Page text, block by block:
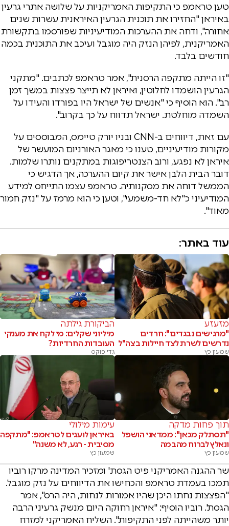
טען טראמפ כי התקיפות האמריקניות על שלושה אתרי גרעין
באיראן "החזירו את תוכנית הגרעין האיראנית עשרות שנים
אחורה", ודחה את ההערכות המודיעיניות שפורסמו בתקשורת
האמריקנית, לפיהן הנזק היה מוגבל ועיכב את התוכנית בכמה
חודשים בלבד.
"זו הייתה מתקפה הרסנית", אמר טראמפ לכתבים. "מתקני
הגרעין הושמדו לחלוטין, ואיראן לא תייצר פצצות במשך זמן
רב". הוא הוסיף כי "אנשים של ישראל היו בפורדו והעידו על
השמדה מוחלטת. ישראל תדווח על כך בקרוב".
עם זאת, דיווחים ב-CNN ובניו יורק טיימס, המבוססים על
מקורות מודיעיניים, טענו כי מאגר האורניום המועשר של
איראן לא נפגע, ורוב הצנטריפוגות במתקנים נותרו שלמות.
דובר הבית הלבן אישר את קיום ההערכה, אך הדגיש כי
הממשל דוחה את מסקנותיה. טראמפ עצמו התייחס למידע
המודיעיני כ"לא חד-משמעי", וטען כי הוא מרמז על "נזק חמור
מאוד".
עוד באתר:
מזעזע
"מרגישים נבגדים": חרדים
נדרשים לשרת לצד חיילות בצה"ל
שמעון כץ
הביקורת גילתה
מיליוני שקלים: מי לקח את מענקי
העובדות החרדיות?
גדי פוקס
תוך פחות מדקה
"תסתלק מכאן": ממדאני הושפל
ונאלץ לברוח מהבמה
שמעון כץ
עימות מילולי
באיראן לועגים לטראמפ: "מתקפה
מסיבית - רגע, לא משנה"
שמעון כץ
שר ההגנה האמריקני פיט הגסת' ומזכיר המדינה מרקו רוביו
תמכו בעמדת טראמפ והכחישו את הדיווחים על נזק מוגבל.
"הפצצות נחתו היכן שהיו אמורות לנחות, היה הרס", אמר
הגסת'. רוביו הוסיף: "איראן רחוקה היום מנשק גרעיני הרבה
יותר משהייתה לפני התקיפות". השליח האמריקני למזרח